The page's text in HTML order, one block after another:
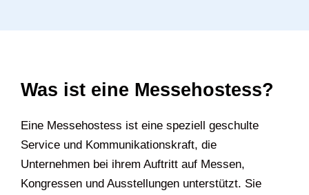
Was ist eine Messehostess?
Eine Messehostess ist eine speziell geschulte
Service und Kommunikationskraft, die
Unternehmen bei ihrem Auftritt auf Messen,
Kongressen und Ausstellungen unterstützt. Sie